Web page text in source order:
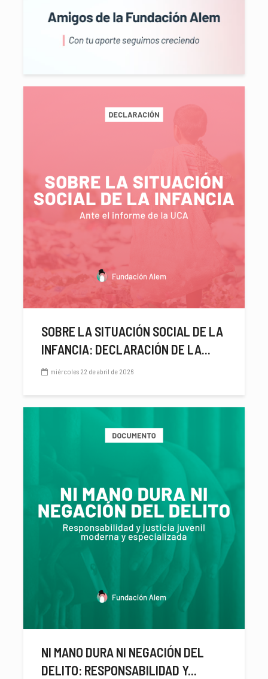
SOBRE LA SITUACIÓN SOCIAL DE LA
INFANCIA: DECLARACIÓN DE LA...
miércoles 22 de abril de 2026
NI MANO DURA NI NEGACIÓN DEL
DELITO: RESPONSABILIDAD Y...